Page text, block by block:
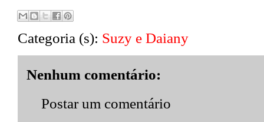
Categoria (s): Suzy e Daiany
Nenhum comentário:
Postar um comentário